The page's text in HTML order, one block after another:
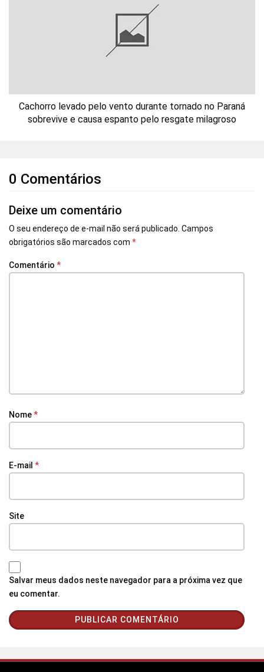
Cachorro levado pelo vento durante tornado no Paraná
sobrevive e causa espanto pelo resgate milagroso
0 Comentários
Deixe um comentário
O seu endereço de e-mail não será publicado. Campos
obrigatórios são marcados com *
Comentário *
Nome*
E-mail *
Site
Salvar meus dados neste navegador para a próxima vez que
eu comentar.